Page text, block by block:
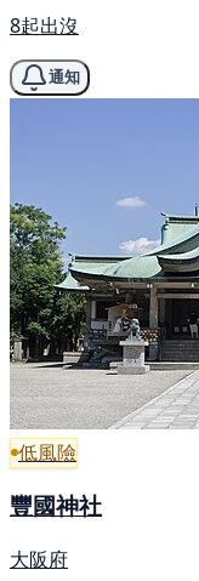
8起出沒
通知
低風險
豐國神社
大阪府